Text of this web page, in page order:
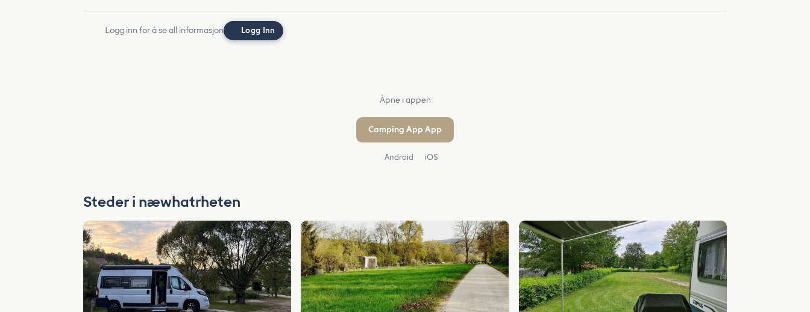
Logg inn for å se all informasjon Logg Inn
Åpne i appen
Camping App App
Android iOS
Steder i næwhatrheten